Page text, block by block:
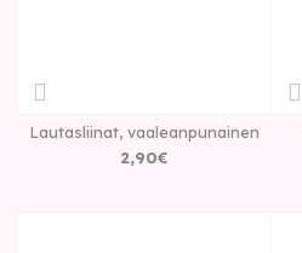
Lautasliinat, vaaleanpunainen
2,90€